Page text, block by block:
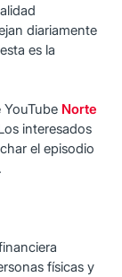
diariamente
es la
YouTube Norte
interesados
el episodio
.
físicas y